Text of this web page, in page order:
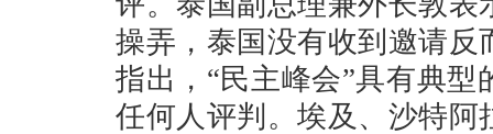
操弄，泰国没有收到邀请
指出，“民主峰会”具有典
任何人评判。埃及、沙特